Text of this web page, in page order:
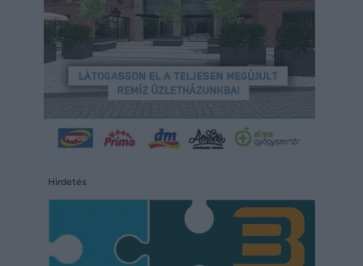
Hirdetés